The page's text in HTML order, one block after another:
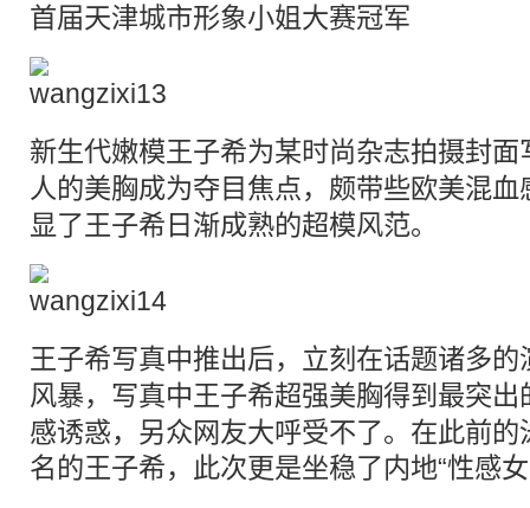
首届天津城市形象小姐大赛冠军
新生代嫩模王子希为某时尚杂志拍摄封面
人的美胸成为夺目焦点，颇带些欧美混血
显了王子希日渐成熟的超模风范。
王子希写真中推出后，立刻在话题诸多
风暴， 写真中王子希超强美胸得到最突
感诱惑，另众网友大呼受不了。在此前
名的王子希，此次更是坐稳了内地“性感